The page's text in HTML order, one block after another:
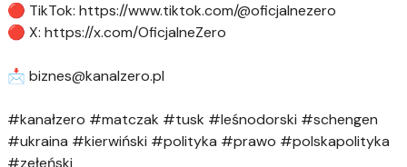
🔴 TikTok: https://www.tiktok.com/@oficjalnezero
🔴 X: https://x.com/OficjalneZero
📩 biznes@kanalzero.pl
#kanałzero #matczak #tusk #leśnodorski #schengen
#ukraina #kierwiński #polityka #prawo #polskapolityka
#zełeński